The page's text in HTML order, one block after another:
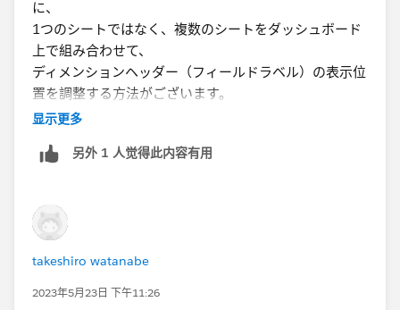
に、
1つのシートではなく、複数のシートをダッシュボード
上で組み合わせて、
ディメンションヘッダー（フィールドラベル）の表示位
置を調整する方法がございます。
「ビューのフィールド ラベルの位置を変更する」
location-of-header-labels?lang=ja-jp
https://kb.tableau.com/articles/issue/square-mark-
does-not-uniformly-fill-background-of-cell?lang=ja-jp
显示更多
另外 1 人觉得此内容有用
takeshiro watanabe
2023年5月23日 下午11:26